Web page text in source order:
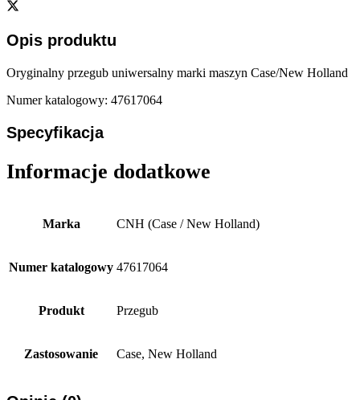
Opis produktu
Oryginalny przegub uniwersalny marki maszyn Case/New Holland
Numer katalogowy: 47617064
Specyfikacja
Informacje dodatkowe
Marka CNH (Case / New Holland)
Numer katalogowy 47617064
Produkt Przegub
Zastosowanie Case, New Holland